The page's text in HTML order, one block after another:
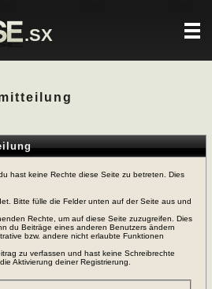
.SX
hast keine Rechte diese Seite zu betreten. Dies
Bitte fülle die Felder unten auf der Seite aus und
Rechte, um auf diese Seite zuzugreifen. Dies
du Beiträge eines anderen Benutzers ändern
bzw. andere nicht erlaubte Funktionen
zu verfassen und hast keine Schreibrechte
Aktivierung deiner Registrierung.